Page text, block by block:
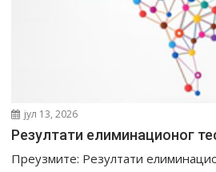
јул 13, 2026
Резултати елиминационог
Преузмите: Резултати